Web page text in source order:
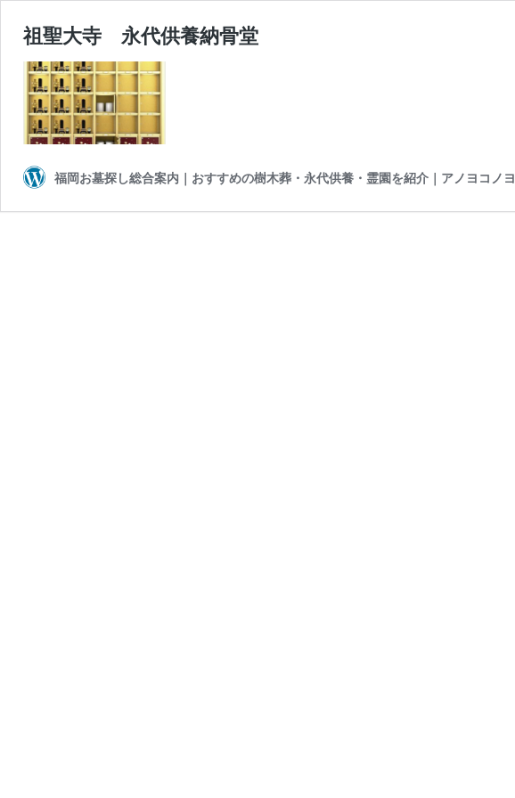
祖聖大寺 永代供養納骨堂
福岡お墓探し総合案内｜おすすめの樹木葬・永代供養・霊園を紹介｜アノヨコノヨ